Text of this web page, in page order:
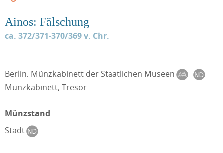
Ainos: Fälschung
ca. 372/371-370/369 v. Chr.
Berlin, Münzkabinett der Staatlichen Museen
Münzkabinett, Tresor
Münzstand
Stadt